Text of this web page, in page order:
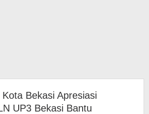
Bekasi Apresiasi
UP3 Bekasi Bantu